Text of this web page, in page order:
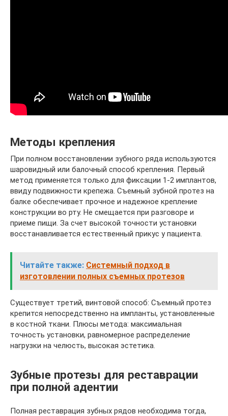
Методы крепления
При полном восстановлении зубного ряда используются
шаровидный или балочный способ крепления. Первый
метод применяется только для фиксации 1-2 имплантов,
ввиду подвижности крепежа. Съемный зубной протез на
балке обеспечивает прочное и надежное крепление
конструкции во рту. Не смещается при разговоре и
приеме пищи. За счет высокой точности установки
восстанавливается естественный прикус у пациента.
Читайте также: Системный подход в
изготовлении полных съемных протезов
Существует третий, винтовой способ: Съемный протез
крепится непосредственно на импланты, установленные
в костной ткани. Плюсы метода: максимальная
точность установки, равномерное распределение
нагрузки на челюсть, высокая эстетика.
Зубные протезы для реставрации
при полной адентии
Полная реставрация зубных рядов необходима тогда,